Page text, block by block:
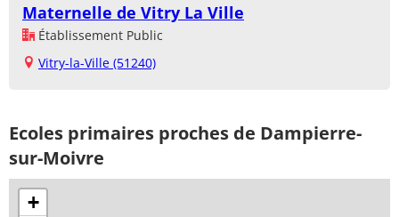
Maternelle de Vitry La Ville
Établissement Public
Vitry-la-Ville (51240)
Ecoles primaires proches de Dampierre-
sur-Moivre
+